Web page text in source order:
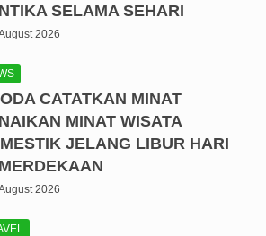
SELAMA SEHARI
2026
CATATKAN MINAT
MINAT WISATA
JELANG LIBUR HARI
2026